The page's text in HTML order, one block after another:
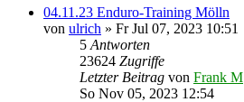
04.11.23 Enduro-Training Mölln
von ulrich » Fr Jul 07, 2023 10:51
5 Antworten
23624 Zugriffe
Letzter Beitrag von Frank M
So Nov 05, 2023 12:54